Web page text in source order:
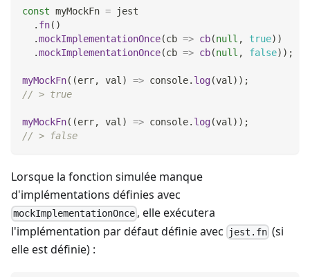
const myMockFn = jest
. fn( )
.mockImplementationOnce(cb => cb(null , true) )
.mockImplementationOnce(cb => cb(null , false) ) ;
myMockFn( (err, val) => console. log(val) ) ;
// > true
myMockFn( (err, val) => console. log(val) ) ;
// > false
Lorsque la fonction simulée manque
d'implémentations définies avec
mockImplementationOnce , elle exécutera
l'implémentation par défaut définie avec
jest.fn (si
elle est définie) :